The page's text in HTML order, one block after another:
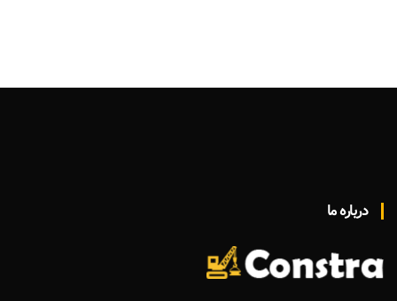
درباره ما